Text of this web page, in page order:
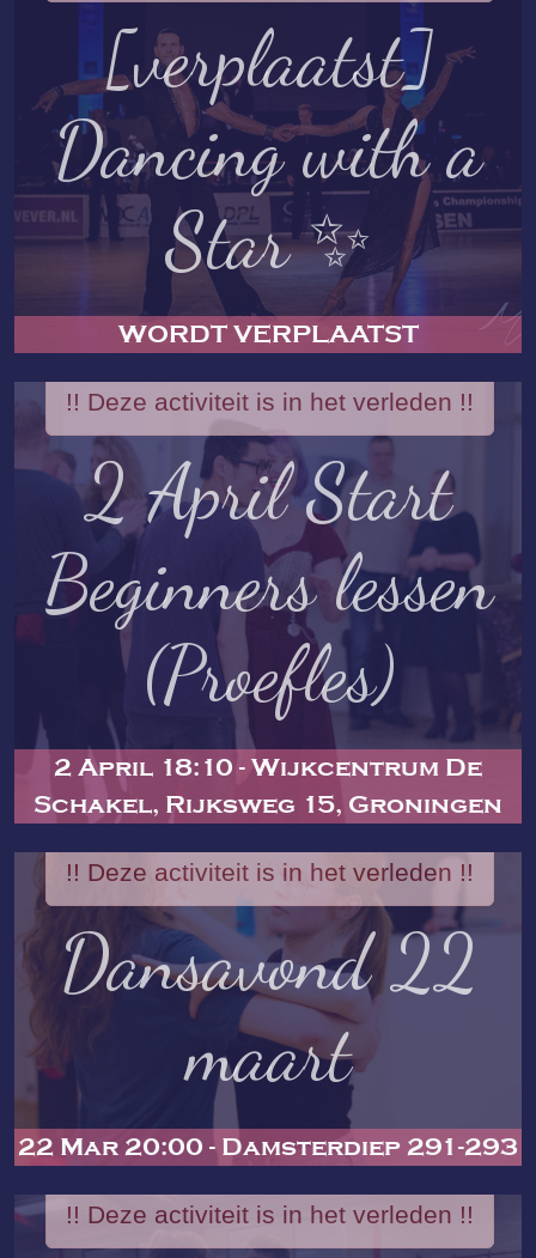
[verplaatst]
Dancing with a
Star ✨
WORDT VERPLAATST
!! Deze activiteit is in het verleden !!
2 April Start
Beginners lessen
(Proefles)
2 April 18:10 - Wijkcentrum De
Schakel, Rijksweg 15, Groningen
!! Deze activiteit is in het verleden !!
Dansavond 22
maart
22 Mar 20:00 - Damsterdiep 291-293
!! Deze activiteit is in het verleden !!